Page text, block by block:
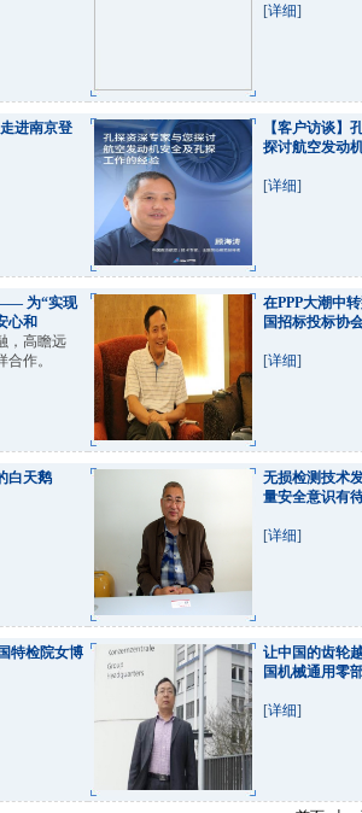
[详细]
进南京登
【客户访谈】
探讨航空发动
[详细]
为“实现
心和
，高瞻远
作。
在PPP大潮中
国招标投标协
[详细]
白天鹅
无损检测技术
量安全意识有
[详细]
特检院女博
让中国的齿轮
国机械通用零
[详细]